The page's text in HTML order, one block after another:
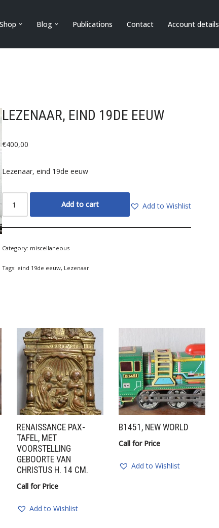
Blog Publications Contact Account details
LEZENAAR, EIND 19DE EEUW
€400,00
Lezenaar, eind 19de eeuw
Add to cart Add to Wishlist
Category: miscellaneous
Tags: eind 19de eeuw, Lezenaar
RENAISSANCE PAX-
TAFEL, MET
VOORSTELLING
GEBOORTE VAN
CHRISTUS H. 14 CM.
Call for Price
Add to Wishlist
B1451, NEW WORLD
Call for Price
Add to Wishlist